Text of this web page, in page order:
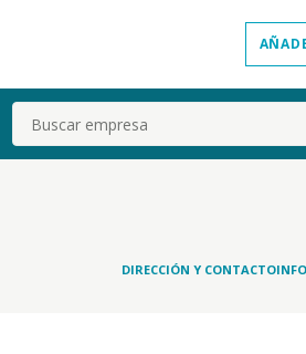
Buscar
DIRECCIÓN Y CONTACTO